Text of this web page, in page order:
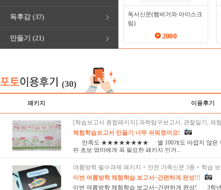
독후감 (37)
만들기 (21)
독서신문(햄버거와 아이스크
림)
2000
(30)
패키지 이용후기
[학습보고서 종합패키지] 과학탐구보고서, 관찰일기, 체
체험학습보고서 만들기 너무 쉬워졌어요!
만족도 ★★★★★★★★ 별 100개도 아깝지 않은 학
린 초보 엄마에게 꼭 필요한 패키지 인거...
여름방학 필수과제 패키지 + 안전 가족신문 3종 + 학습
이번 여름방학 체험학습 보고서~간편하게 완성!!!
이번 여름방학 체험학습 보고서~간편하게 완성! 3학